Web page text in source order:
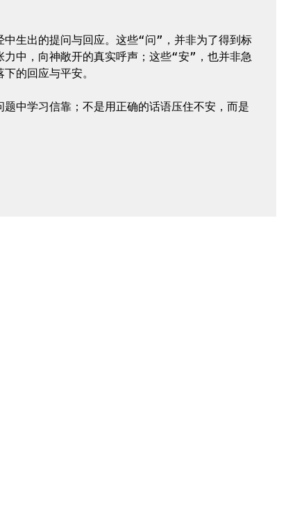
中生出的提问与回应。这些“问”，并非为了得到标
中，向神敞开的真实呼声；这些“安”，也并非急
的回应与平安。
中学习信靠；不是用正确的话语压住不安，而是